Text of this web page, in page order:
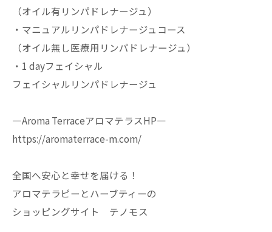
（オイル有リンパドレナージュ）
・マニュアルリンパドレナージュコース
（オイル無し医療用リンパドレナージュ）
・1 dayフェイシャル
フェイシャルリンパドレナージュ
—Aroma TerraceアロマテラスHP—
https://aromaterrace-m.com/
全国へ安心と幸せを届ける！
アロマテラピーとハーブティーの
ショッピングサイト テノモス